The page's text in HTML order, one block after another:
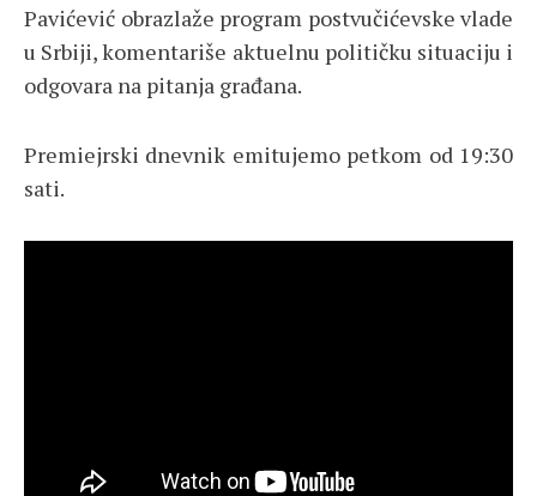
Pavićević obrazlaže program postvučićevske vlade
u Srbiji, komentariše aktuelnu političku situaciju i
odgovara na pitanja građana.
Premiejrski dnevnik emitujemo petkom od 19:30
sati.